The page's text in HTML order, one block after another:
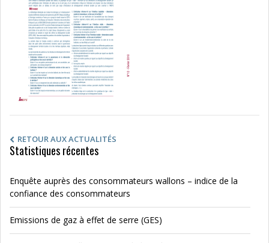
RETOUR AUX ACTUALITÉS
Statistiques récentes
Enquête auprès des consommateurs wallons – indice de la
confiance des consommateurs
Emissions de gaz à effet de serre (GES)